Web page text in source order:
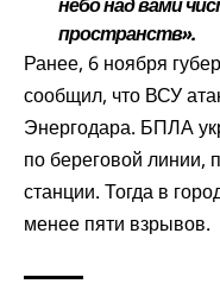
небо над вами
пространств».
Ранее, 6 ноября
сообщил, что ВСУ
Энергодара. БПЛА
по береговой линии,
станции. Тогда в
менее пяти взрывов.